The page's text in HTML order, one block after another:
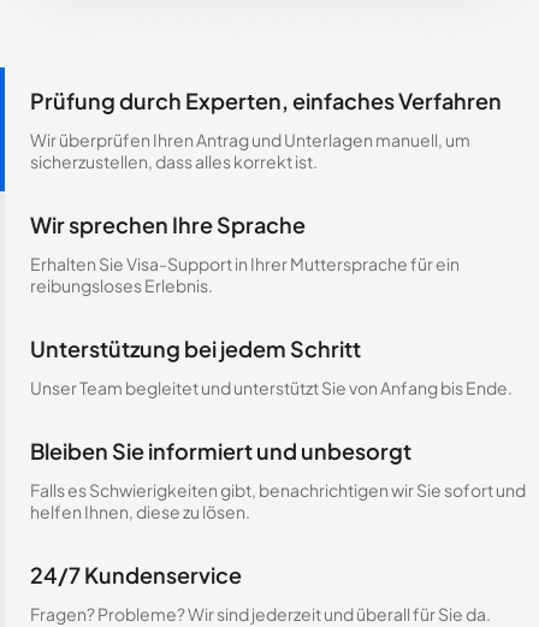
Prüfung durch Experten, einfaches Verfahren
Wir überprüfen Ihren Antrag und Unterlagen manuell, um
sicherzustellen, dass alles korrekt ist.
Wir sprechen Ihre Sprache
Erhalten Sie Visa-Support in Ihrer Muttersprache für ein
reibungsloses Erlebnis.
Unterstützung bei jedem Schritt
Unser Team begleitet und unterstützt Sie von Anfang bis Ende.
Bleiben Sie informiert und unbesorgt
Falls es Schwierigkeiten gibt, benachrichtigen wir Sie sofort und
helfen Ihnen, diese zu lösen.
24/7 Kundenservice
Fragen? Probleme? Wir sind jederzeit und überall für Sie da.